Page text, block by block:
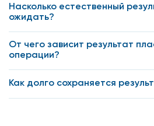
Насколько естественный
ожидать?
От чего зависит результат
операции?
Как долго сохраняется